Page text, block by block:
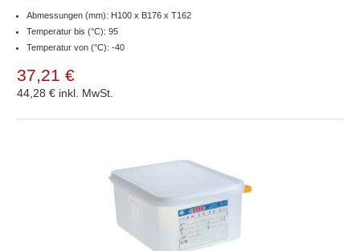
Abmessungen (mm): H100 x B176 x T162
Temperatur bis (°C): 95
Temperatur von (°C): -40
37,21 €
44,28 € inkl. MwSt.